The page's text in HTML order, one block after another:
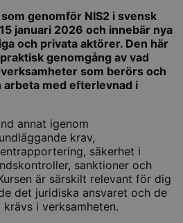
genomför NIS2 i svensk
januari 2026 och innebär nya
och privata aktörer. Den här
genomgång av vad
som berörs och
med efterlevnad i
annat igenom
krav,
säkerhet i
sanktioner och
är särskilt relevant för dig
det juridiska ansvaret och de
i verksamheten.